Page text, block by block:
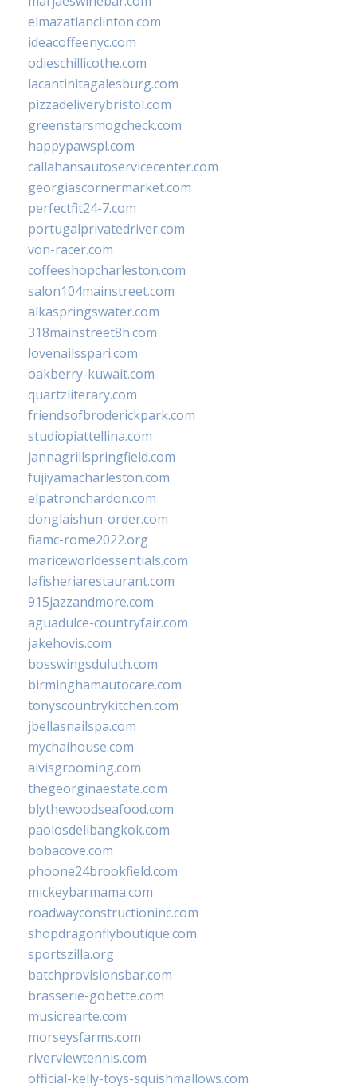
elmazatlanclinton.com
ideacoffeenyc.com
odieschillicothe.com
lacantinitagalesburg.com
pizzadeliverybristol.com
greenstarsmogcheck.com
happypawspl.com
callahansautoservicecenter.com
georgiascornermarket.com
perfectfit24-7.com
portugalprivatedriver.com
von-racer.com
coffeeshopcharleston.com
salon104mainstreet.com
alkaspringswater.com
318mainstreet8h.com
lovenailsspari.com
oakberry-kuwait.com
quartzliterary.com
friendsofbroderickpark.com
studiopiattellina.com
jannagrillspringfield.com
fujiyamacharleston.com
elpatronchardon.com
donglaishun-order.com
fiamc-rome2022.org
mariceworldessentials.com
lafisheriarestaurant.com
915jazzandmore.com
aguadulce-countryfair.com
jakehovis.com
bosswingsduluth.com
birminghamautocare.com
tonyscountrykitchen.com
jbellasnailspa.com
mychaihouse.com
alvisgrooming.com
thegeorginaestate.com
blythewoodseafood.com
paolosdelibangkok.com
bobacove.com
phoone24brookfield.com
mickeybarmama.com
roadwayconstructioninc.com
shopdragonflyboutique.com
sportszilla.org
batchprovisionsbar.com
brasserie-gobette.com
musicrearte.com
morseysfarms.com
riverviewtennis.com
official-kelly-toys-squishmallows.com